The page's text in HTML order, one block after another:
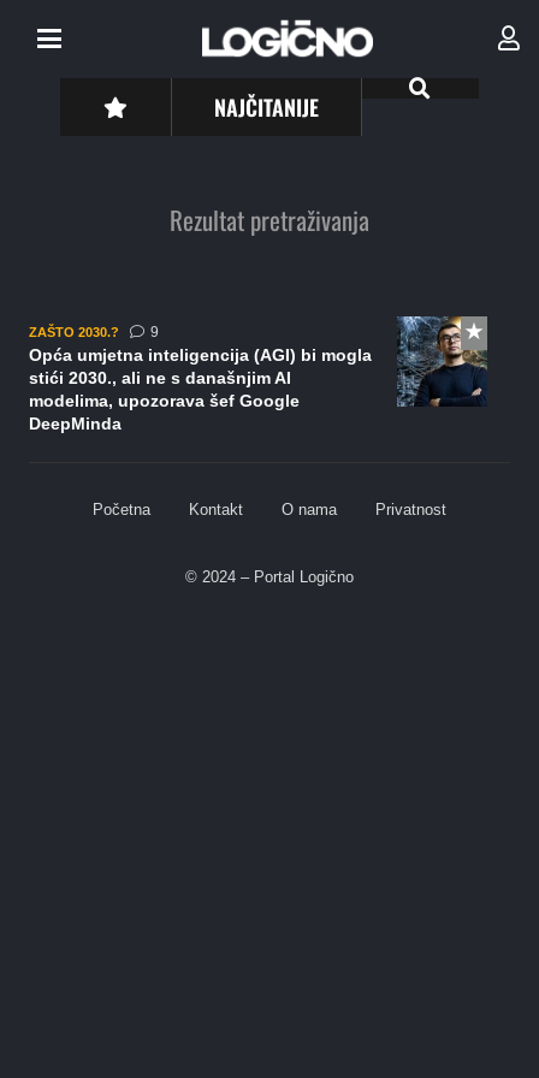
NAJČITANIJE
Rezultat pretraživanja
ZAŠTO 2030.? 9komentara
Opća umjetna inteligencija (AGI) bi mogla
stići 2030., ali ne s današnjim AI
modelima, upozorava šef Google
DeepMinda
Početna Kontakt O nama Privatnost
© 2024 – Portal Logično